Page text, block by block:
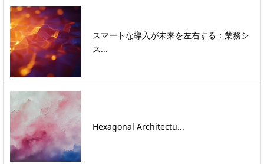
スマートな導入が未来を左右する：業務シ
ス...
Hexagonal Architectu...